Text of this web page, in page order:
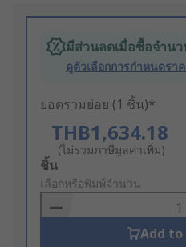
มีส่วนลดเมื่อซื้อจำน
ดูตัวเลือกการกำหนดร
ยอดรวมย่อย (1 ชิ้น)*
THB1,634.18
(ไม่รวมภาษีมูลค่าเพิ่ม)
Add
to
Basket
ชิ้น
เลือกหรือพิมพ์จำนวน
Add